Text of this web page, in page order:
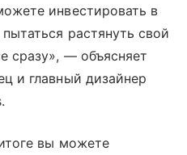
инвестировать в
растянуть свой
сразу», — объясняет
и главный дизайнер
вы можете